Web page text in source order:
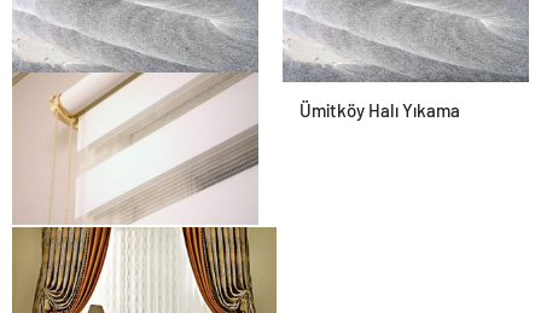
Halı Yıkama Dikmen Ümitköy Halı Yıkama
Antibakteriyel Perde
Yıkama